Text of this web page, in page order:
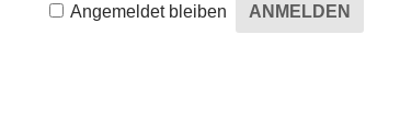
Angemeldet bleiben